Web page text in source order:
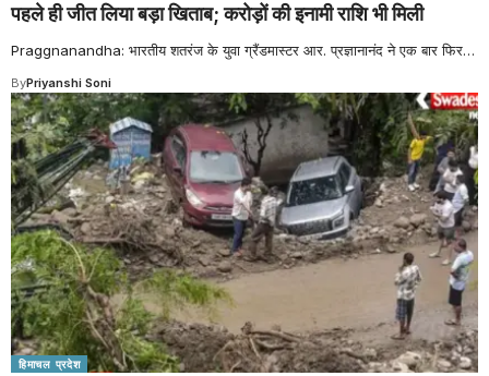
पहले ही जीत लिया बड़ा खिताब; करोड़ों की इनामी राशि भी मिली
Praggnanandha: भारतीय शतरंज के युवा ग्रैंडमास्टर आर. प्रज्ञानानंद ने एक बार फिर…
ByPriyanshi Soni
हिमाचल प्रदेश